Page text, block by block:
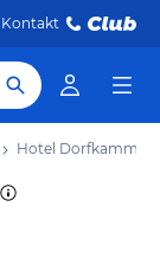
Kontakt
Hotel Dorfkammer